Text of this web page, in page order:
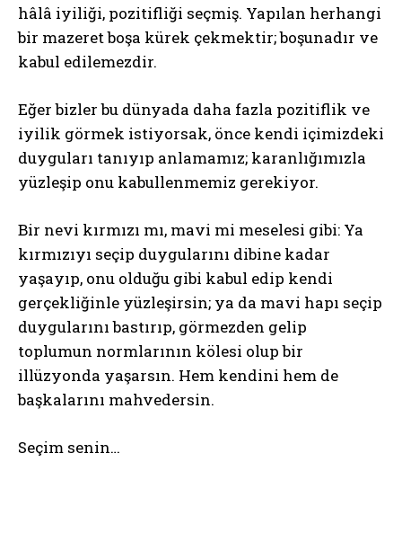
hâlâ iyiliği, pozitifliği seçmiş. Yapılan herhangi
bir mazeret boşa kürek çekmektir; boşunadır ve
kabul edilemezdir.
Eğer bizler bu dünyada daha fazla pozitiflik ve
iyilik görmek istiyorsak, önce kendi içimizdeki
duyguları tanıyıp anlamamız; karanlığımızla
yüzleşip onu kabullenmemiz gerekiyor.
Bir nevi kırmızı mı, mavi mi meselesi gibi: Ya
kırmızıyı seçip duygularını dibine kadar
yaşayıp, onu olduğu gibi kabul edip kendi
gerçekliğinle yüzleşirsin; ya da mavi hapı seçip
duygularını bastırıp, görmezden gelip
toplumun normlarının kölesi olup bir
illüzyonda yaşarsın. Hem kendini hem de
başkalarını mahvedersin.
Seçim senin…